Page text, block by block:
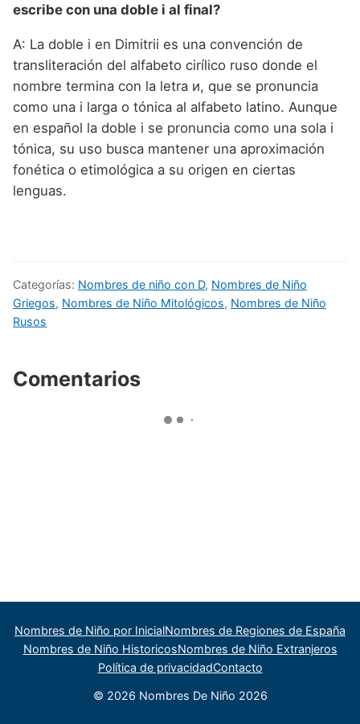
escribe con una doble i al final?
A: La doble i en Dimitrii es una convención de
transliteración del alfabeto cirílico ruso donde el
nombre termina con la letra и, que se pronuncia
como una i larga o tónica al alfabeto latino. Aunque
en español la doble i se pronuncia como una sola i
tónica, su uso busca mantener una aproximación
fonética o etimológica a su origen en ciertas
lenguas.
Categorías: Nombres de niño con D, Nombres de Niño
Griegos, Nombres de Niño Mitológicos, Nombres de Niño
Rusos
Comentarios
Nombres de Niño por InicialNombres de Regiones de España
Nombres de Niño HistoricosNombres de Niño Extranjeros
Política de privacidadContacto
© 2026 Nombres De Niño 2026